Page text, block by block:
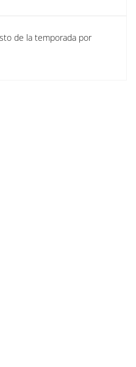
de la temporada por